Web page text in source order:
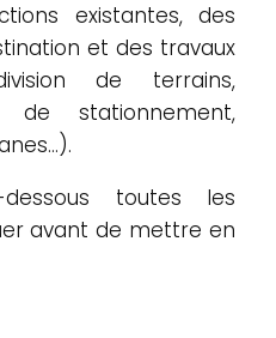
existantes, des
et des travaux
de terrains,
de stationnement,
toutes les
avant de mettre en